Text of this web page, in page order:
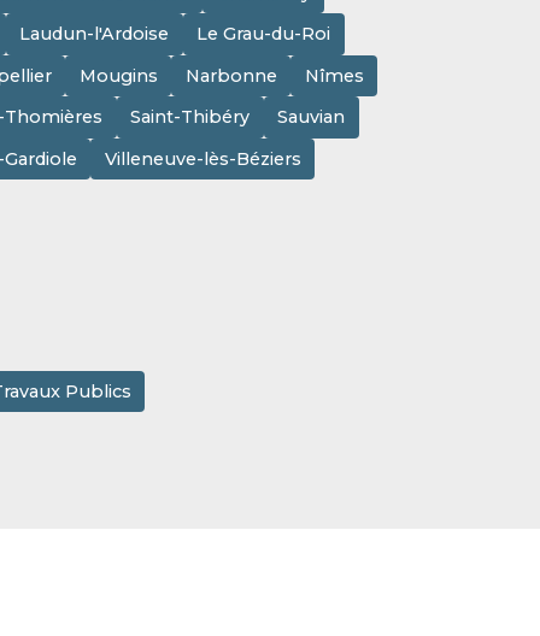
Laudun-l'Ardoise
Le Grau-du-Roi
Mougins Narbonne
Nîmes
Thomières Saint-Thibéry
Sauvian
Villeneuve-lès-Béziers
Publics